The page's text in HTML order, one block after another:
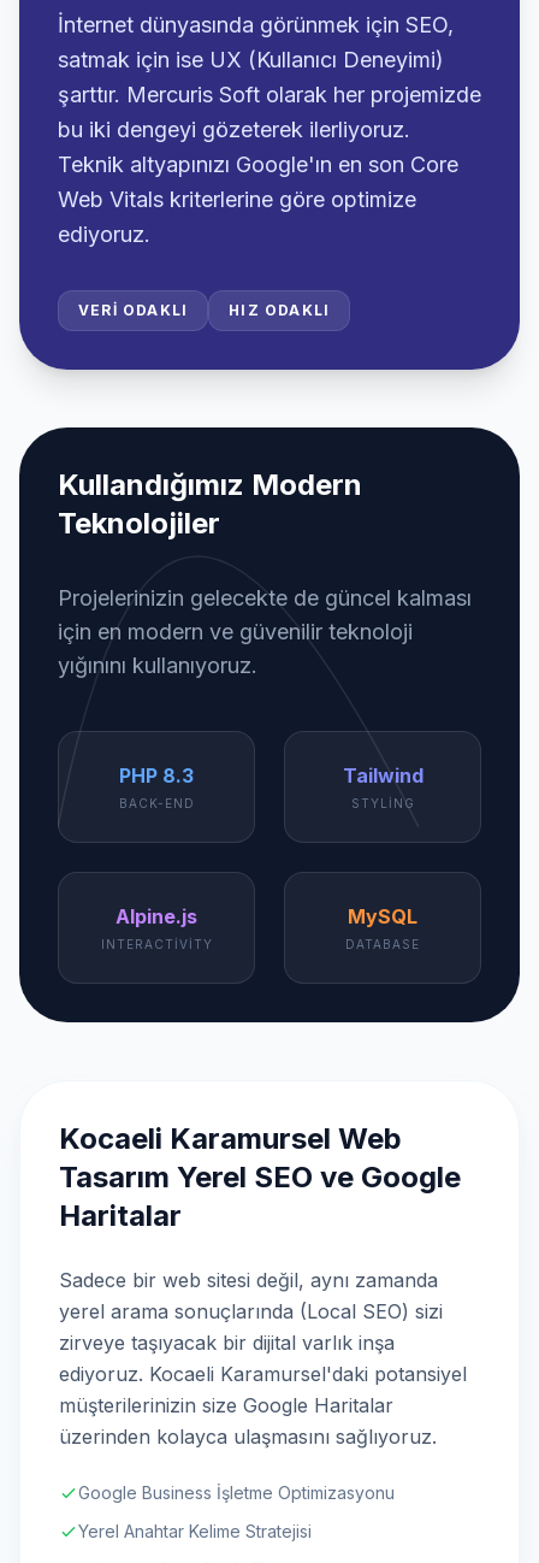
İnternet dünyasında görünmek için SEO,
satmak için ise UX (Kullanıcı Deneyimi)
şarttır. Mercuris Soft olarak her projemizde
bu iki dengeyi gözeterek ilerliyoruz.
Teknik altyapınızı Google'ın en son Core
Web Vitals kriterlerine göre optimize
ediyoruz.
VERI ODAKLI HIZ ODAKLI
Kullandığımız Modern
Teknolojiler
Projelerinizin gelecekte de güncel kalması
için en modern ve güvenilir teknoloji
yığınını kullanıyoruz.
PHP 8.3
BACK-END
Tailwind
STYLING
Alpine.js
INTERACTIVITY
MySQL
DATABASE
Kocaeli Karamursel Web
Tasarım Yerel SEO ve Google
Haritalar
Sadece bir web sitesi değil, aynı zamanda
yerel arama sonuçlarında (Local SEO) sizi
zirveye taşıyacak bir dijital varlık inşa
ediyoruz. Kocaeli Karamursel'daki potansiyel
müşterilerinizin size Google Haritalar
üzerinden kolayca ulaşmasını sağlıyoruz.
Google Business İşletme Optimizasyonu
Yerel Anahtar Kelime Stratejisi